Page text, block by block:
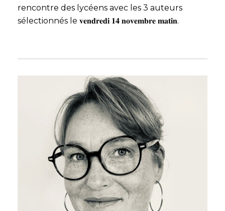
rencontre des lycéens avec les 3 auteurs
sélectionnés le 𝐯𝐞𝐧𝐝𝐫𝐞𝐝𝐢 𝟏𝟒 𝐧𝐨𝐯𝐞𝐦𝐛𝐫𝐞 𝐦𝐚𝐭𝐢𝐧.